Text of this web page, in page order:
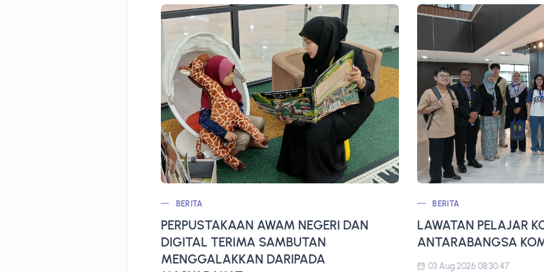
BERITA
PERPUSTAKAAN AWAM NEGERI DAN
DIGITAL TERIMA SAMBUTAN
MENGGALAKKAN DARIPADA
BERITA
LAWATAN PELAJAR
ANTARABANGSA
03 Aug 2026 08:30:47